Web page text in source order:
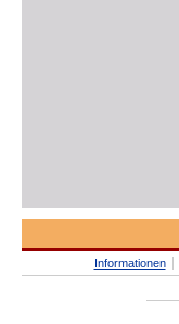
Informationen